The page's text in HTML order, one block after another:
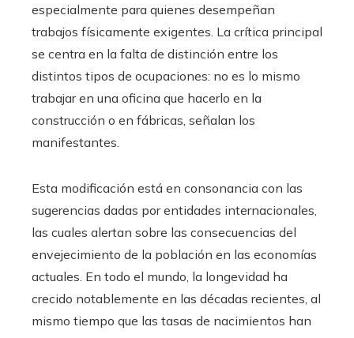
especialmente para quienes desempeñan
trabajos físicamente exigentes. La crítica principal
se centra en la falta de distinción entre los
distintos tipos de ocupaciones: no es lo mismo
trabajar en una oficina que hacerlo en la
construcción o en fábricas, señalan los
manifestantes.
Esta modificación está en consonancia con las
sugerencias dadas por entidades internacionales,
las cuales alertan sobre las consecuencias del
envejecimiento de la población en las economías
actuales. En todo el mundo, la longevidad ha
crecido notablemente en las décadas recientes, al
mismo tiempo que las tasas de nacimientos han